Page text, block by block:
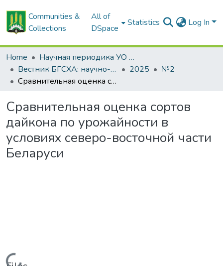
Communities &
Collections
All of
DSpace
Statistics Log In
Home
Научная периодика УО БГСХА
Вестник БГСХА: научно-методический журнал Белорусской государственной сельскохозяйственной академии
2025
№2
Сравнительная оценка сортов дайкона по урожайности в условиях северо-восточной части Беларуси
Сравнительная оценка сортов
дайкона по урожайности в
условиях северо-восточной части
Беларуси
Loading...